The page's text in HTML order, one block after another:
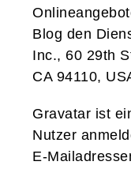
Blog den
Inc., 60 29th
CA 94110,
Gravatar ist
Nutzer
E-